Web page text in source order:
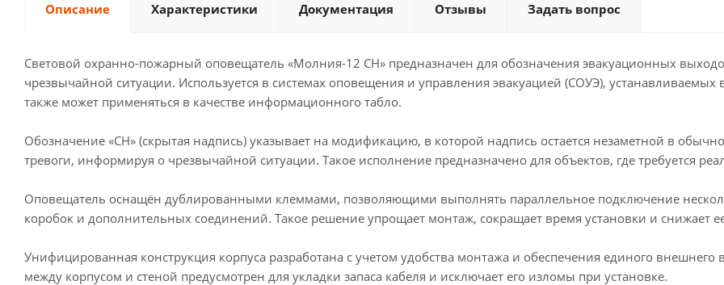
Описание Характеристики Документация Отзывы Задать вопрос
Световой охранно-пожарный оповещатель «Молния-12 СН» предназначен для обозначения эвакуационных
чрезвычайной ситуации. Используется в системах оповещения и управления эвакуацией (СОУЭ),
также может применяться в качестве информационного табло.
Обозначение «СН» (скрытая надпись) указывает на модификацию, в которой надпись остается незаметной в
тревоги, информируя о чрезвычайной ситуации. Такое исполнение предназначено для объектов, где требуется
Оповещатель оснащён дублированными клеммами, позволяющими выполнять параллельное подключение
коробок и дополнительных соединений. Такое решение упрощает монтаж, сокращает время установки и снижает
Унифицированная конструкция корпуса разработана с учетом удобства монтажа и обеспечения единого
между корпусом и стеной предусмотрен для укладки запаса кабеля и исключает его изломы при установке.